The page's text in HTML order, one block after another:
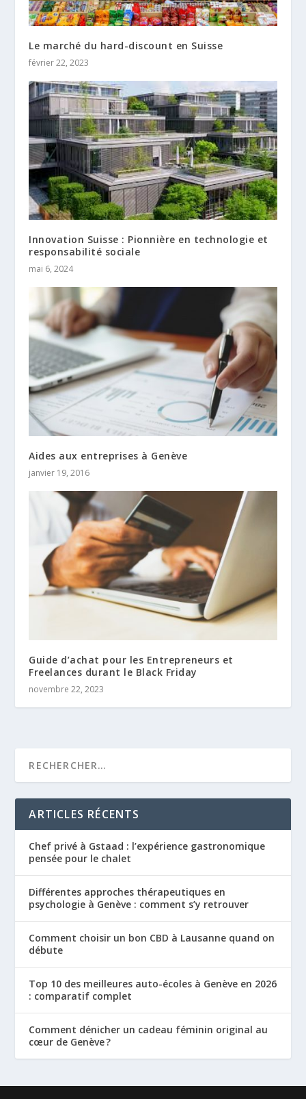
Le marché du hard-discount en Suisse
février 22, 2023
Innovation Suisse : Pionnière en technologie et
responsabilité sociale
mai 6, 2024
Aides aux entreprises à Genève
janvier 19, 2016
Guide d’achat pour les Entrepreneurs et
Freelances durant le Black Friday
novembre 22, 2023
ARTICLES RÉCENTS
Chef privé à Gstaad : l’expérience gastronomique
pensée pour le chalet
Différentes approches thérapeutiques en
psychologie à Genève : comment s’y retrouver
Comment choisir un bon CBD à Lausanne quand on
débute
Top 10 des meilleures auto-écoles à Genève en 2026
: comparatif complet
Comment dénicher un cadeau féminin original au
cœur de Genève ?